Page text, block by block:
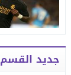
جديد القسم